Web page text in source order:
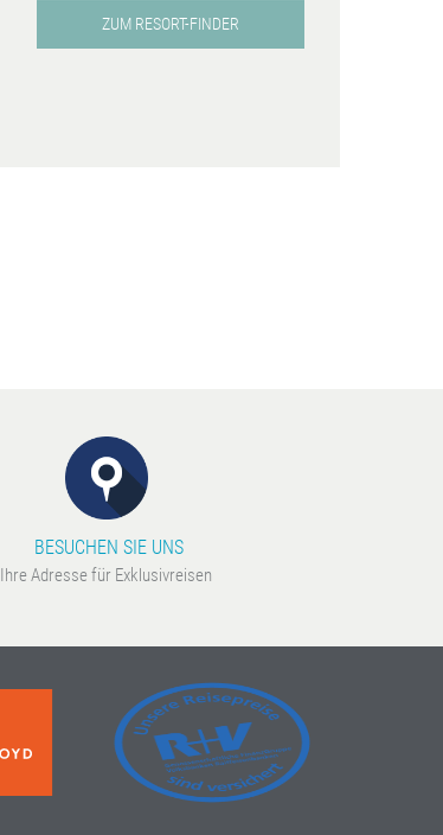
ZUM RESORT-FINDER
BESUCHEN SIE UNS
Ihre Adresse für Exklusivreisen